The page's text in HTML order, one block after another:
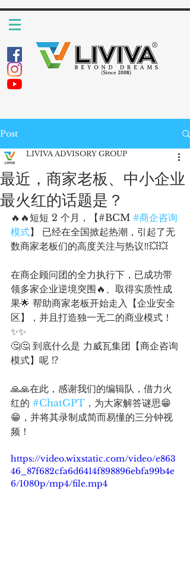
Post
最近，商家老板、中小企业
最火红的话题是？
LIVIVA ADVISORY GROUP
🔥🔥短短 2 个月，【#BCM #商企咨询
模式】 已经在全国掀起热潮，引起了无
数商家老板们的高度关注与热议‼️💥💥
在商企顾问团的全力执行下，已成功带
领多家企业逆境突围🔥、取得实质性成
果🌟 帮助商家老板开始走入【企业安全
区】，并且打造独一无二的商业模式！
✨✨
🤔🤔 到底什么是 力威瓦集团【商企咨询
模式】呢 ⁉️
🙏🙏在此，感谢我们的编辑队，借力火
红的 #ChatGPT ，为大家解答谜思😁
😁，并将其录制成简而易懂的三分钟视
频！
https://video.wixstatic.com/video/e863
46_87f682cfa6d6414f898896ebfa99b4e
6/1080p/mp4/file.mp4